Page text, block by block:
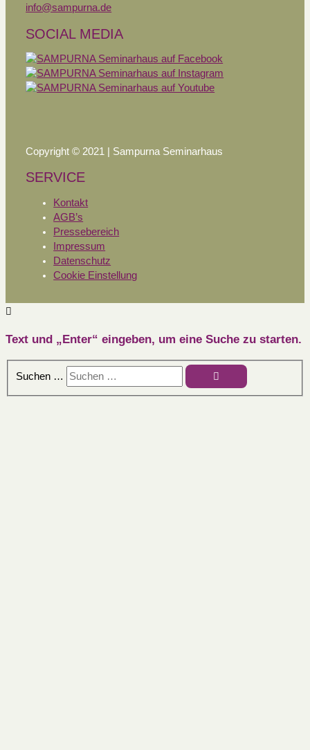
info@sampurna.de
SOCIAL MEDIA
Copyright © 2021 | Sampurna Seminarhaus
SERVICE
Kontakt
AGB’s
Pressebereich
Impressum
Datenschutz
Cookie Einstellung
Text und „Enter“ eingeben, um eine Suche zu starten.
Suchen …